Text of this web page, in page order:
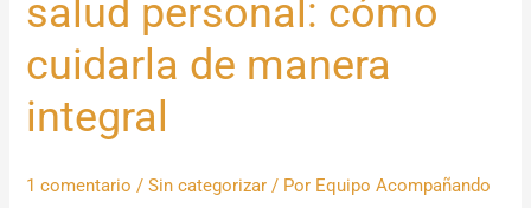
salud personal: cómo
cuidarla de manera
integral
1 comentario /Sin categorizar / Por Equipo Acompañando
manera